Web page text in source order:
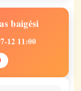
baigėsi
12 11:00